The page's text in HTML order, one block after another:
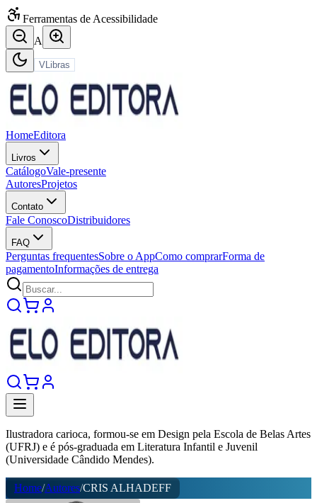
Ferramentas de Acessibilidade
A
VLibras
HomeEditora
Livros
CatálogoVale-presente
AutoresProjetos
Contato
Fale ConoscoDistribuidores
FAQ
Perguntas frequentesSobre o AppComo comprarForma de
pagamentoInformações de entrega
Ilustradora carioca, formou-se em Design pela Escola de Belas Artes
(UFRJ) e é pós-graduada em Literatura Infantil e Juvenil
(Universidade Cândido Mendes).
Home/Autores/CRIS ALHADEFF